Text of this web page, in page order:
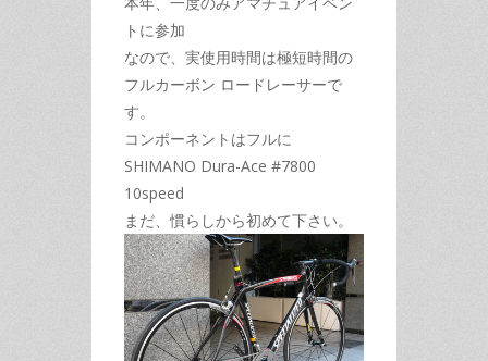
トに参加
なので、実使用時間は極短時間の
フルカーボン ロードレーサーで
す。
コンポーネントはフルに
SHIMANO Dura-Ace #7800
10speed
まだ、慣らしから初めて下さい。